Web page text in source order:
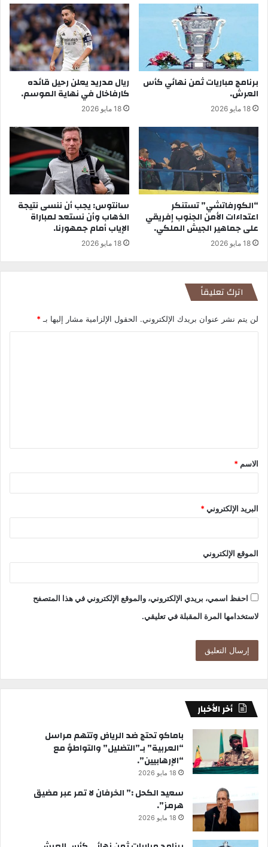
برنامج مباريات ثمن نهائي كأس
العرش.
18 مايو 2026
ريال مدريد يعلن رحيل قائده
كارفاخال في نهاية الموسم.
18 مايو 2026
“الكورفاتشي” تستنكر
اعتداءات الأمن الجنوب إفريقي
على جماهير الجيش الملكي.
18 مايو 2026
سانتوس: يجب أن ننسى نتيجة
الذهاب وأن نستعد لمباراة
الإياب أمام جمهورنا.
18 مايو 2026
اترك تعليقاً
لن يتم نشر عنوان بريدك الإلكتروني. الحقول الإلزامية مشار إليها بـ *
ق
*
الاسم *
البريد الإلكتروني*
الموقع الإلكتروني
احفظ اسمي، بريدي الإلكتروني، والموقع الإلكتروني في هذا المتصفح
لاستخدامها المرة المقبلة في تعليقي.
أخر الأخبار
باماكو تحتج ضد الرياض وتتهم مراسل
“العربية” بـ”التضليل” والتواطؤ مع
“الإرهابيين”.
18 مايو 2026
سعيد الكحل :” الخرفان لا تمر عبر مضيق
هرمز”.
18 مايو 2026